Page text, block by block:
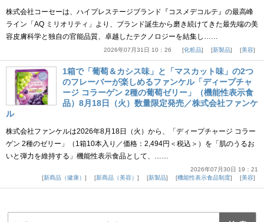
株式会社コーセーは、ハイプレステージブランド『コスメデコルテ』の最高峰
ライン「AQ ミリオリティ」より、ブランド誕生から磨き続けてきた最先端の美
容皮膚科学と独自の官能品質、卓越したテクノロジーを結集し……
2026年07月31日 10：26 化粧品 新製品 美容
1箱で「葡萄＆カシス味」と「マスカット味」の2つ
のフレーバーが楽しめるファンケル「ディープチャ
ージ コラーゲン 2種の葡萄ゼリー」（機能性表示食
品）8月18日（火）数量限定発売／株式会社ファンケ
ル
株式会社ファンケルは2026年8月18日（火）から、「ディープチャージ コラー
ゲン 2種のゼリー」（1箱10本入り／価格：2,494円＜税込＞）を「肌のうるお
いと弾力を維持する」機能性表示食品として、……
2026年07月30日 19：21
新商品（健康）
新商品（美容） 新製品 機能性表示食品制度 美容